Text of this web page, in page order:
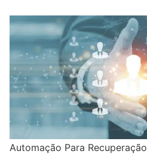
Automação Para